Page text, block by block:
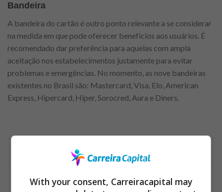
Bandeira
A bandeira do cartão é outro ponto relevante a se considerar
na medida em que pode oferecer benefícios aos usuários. É
recomendado dar preferência para aquelas com ampla
aceitação nos estabelecimentos justamente para evitar
problemas e emergências. No momento, as nove bandeiras
existentes no Brasil são: Mastercard, Visa, Elo, American
Express, Hipercard, Hiper, Sorocred, Aura e Diners.
With your consent, Carreiracapital may